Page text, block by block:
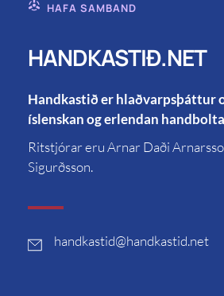
HAFA SAMBAND
HANDKASTIÐ.NET
Handkastið er hlaðvarpsþáttur
íslenskan og erlendan
Ritstjórar eru Arnar Daði
Sigurðsson.
handkastid@handkastid.net